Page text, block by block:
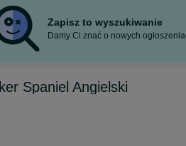
Zapisz to wyszukiwanie
Damy Ci znać o nowych
Spaniel Angielski